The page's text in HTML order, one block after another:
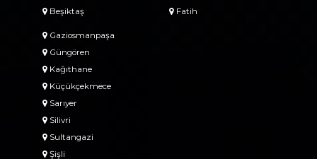
Beşiktaş
Fatih
Gaziosmanpaşa
Güngören
Kağıthane
Küçükçekmece
Sarıyer
Silivri
Sultangazi
Şişli